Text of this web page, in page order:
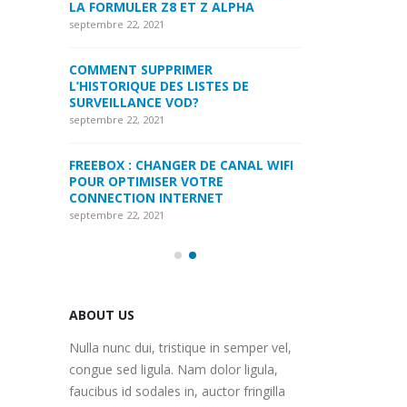
LA FORMULER Z8 ET Z ALPHA
septembre 22, 2021
COMMENT SUPPRIMER
L’HISTORIQUE DES LISTES DE
SURVEILLANCE VOD?
septembre 22, 2021
FREEBOX : CHANGER DE CANAL WIFI
POUR OPTIMISER VOTRE
CONNECTION INTERNET
septembre 22, 2021
ABOUT US
Nulla nunc dui, tristique in semper vel,
congue sed ligula. Nam dolor ligula,
faucibus id sodales in, auctor fringilla